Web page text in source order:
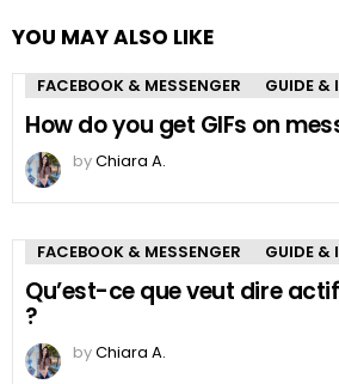
YOU MAY ALSO LIKE
FACEBOOK & MESSENGER GUIDE &
How do you get GIFs on
byChiara A.
FACEBOOK & MESSENGER GUIDE &
Qu’est-ce que veut dire
?
byChiara A.